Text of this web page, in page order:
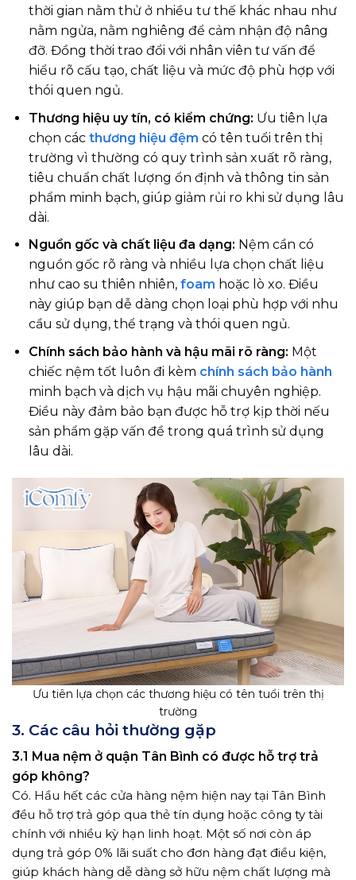
thời gian nằm thử ở nhiều tư thế khác nhau như
nằm ngửa, nằm nghiêng để cảm nhận độ nâng
đỡ. Đồng thời trao đổi với nhân viên tư vấn để
hiểu rõ cấu tạo, chất liệu và mức độ phù hợp với
thói quen ngủ.
Thương hiệu uy tín, có kiểm chứng: Ưu tiên lựa
chọn các thương hiệu đệm có tên tuổi trên thị
trường vì thường có quy trình sản xuất rõ ràng,
tiêu chuẩn chất lượng ổn định và thông tin sản
phẩm minh bạch, giúp giảm rủi ro khi sử dụng lâu
dài.
Nguồn gốc và chất liệu đa dạng: Nệm cần có
nguồn gốc rõ ràng và nhiều lựa chọn chất liệu
như cao su thiên nhiên, foam hoặc lò xo. Điều
này giúp bạn dễ dàng chọn loại phù hợp với nhu
cầu sử dụng, thể trạng và thói quen ngủ.
Chính sách bảo hành và hậu mãi rõ ràng: Một
chiếc nệm tốt luôn đi kèm chính sách bảo hành
minh bạch và dịch vụ hậu mãi chuyên nghiệp.
Điều này đảm bảo bạn được hỗ trợ kịp thời nếu
sản phẩm gặp vấn đề trong quá trình sử dụng
lâu dài.
Ưu tiên lựa chọn các thương hiệu có tên tuổi trên thị
trường
3. Các câu hỏi thường gặp
3.1 Mua nệm ở quận Tân Bình có được hỗ trợ trả
góp không?
Có. Hầu hết các cửa hàng nệm hiện nay tại Tân Bình
đều hỗ trợ trả góp qua thẻ tín dụng hoặc công ty tài
chính với nhiều kỳ hạn linh hoạt. Một số nơi còn áp
dụng trả góp 0% lãi suất cho đơn hàng đạt điều kiện,
giúp khách hàng dễ dàng sở hữu nệm chất lượng mà